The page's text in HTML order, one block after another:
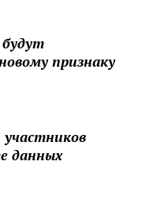
признаку
данных